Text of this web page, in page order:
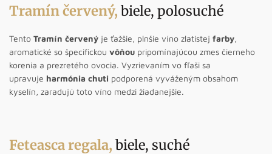
Tramín červený, biele, polosuché
Tento Tramín červený je ťažšie, plnšie víno zlatistej farby,
aromatické so špecifickou vôňou pripomínajúcou zmes čierneho
korenia a prezretého ovocia. Vyzrievaním vo fľaši sa
upravuje harmónia chuti podporená vyváženým obsahom
kyselín, zaradujú toto víno medzi žiadanejšie.
Feteasca regala, biele, suché